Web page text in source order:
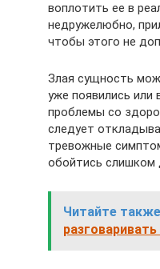
воплотить ее в
недружелюбно,
чтобы этого не
Злая сущность
уже появились или
проблемы со
следует
тревожные
обойтись слишком
Читайте